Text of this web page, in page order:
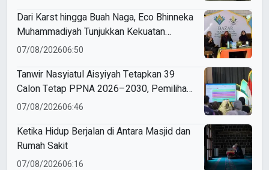
Dari Karst hingga Buah Naga, Eco Bhinneka
Muhammadiyah Tunjukkan Kekuatan
Potensi Lokal di Muktamar Nasyiatul
07/08/202606:50
Tanwir Nasyiatul Aisyiyah Tetapkan 39
Calon Tetap PPNA 2026–2030, Pemilihan
Gunakan Sistem E-Voting
07/08/202606:46
Ketika Hidup Berjalan di Antara Masjid dan
Rumah Sakit
07/08/202606:16